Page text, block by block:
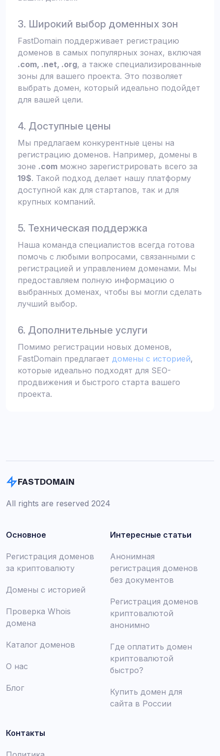
3. Широкий выбор доменных зон
FastDomain поддерживает регистрацию
доменов в самых популярных зонах, включая
.com, .net, .org, а также специализированные
зоны для вашего проекта. Это позволяет
выбрать домен, который идеально подойдет
для вашей цели.
4. Доступные цены
Мы предлагаем конкурентные цены на
регистрацию доменов. Например, домены в
зоне .com можно зарегистрировать всего за
19$. Такой подход делает нашу платформу
доступной как для стартапов, так и для
крупных компаний.
5. Техническая поддержка
Наша команда специалистов всегда готова
помочь с любыми вопросами, связанными с
регистрацией и управлением доменами. Мы
предоставляем полную информацию о
выбранных доменах, чтобы вы могли сделать
лучший выбор.
6. Дополнительные услуги
Помимо регистрации новых доменов,
FastDomain предлагает домены с историей,
которые идеально подходят для SEO-
продвижения и быстрого старта вашего
проекта.
FASTDOMAIN
All rights are reserved 2024
Основное
Регистрация доменов
за криптовалюту
Домены с историей
Проверка Whois
домена
Каталог доменов
О нас
Блог
Интересные статьи
Анонимная
регистрация доменов
без документов
Регистрация доменов
криптовалютой
анонимно
Где оплатить домен
криптовалютой
быстро?
Купить домен для
сайта в России
Контакты